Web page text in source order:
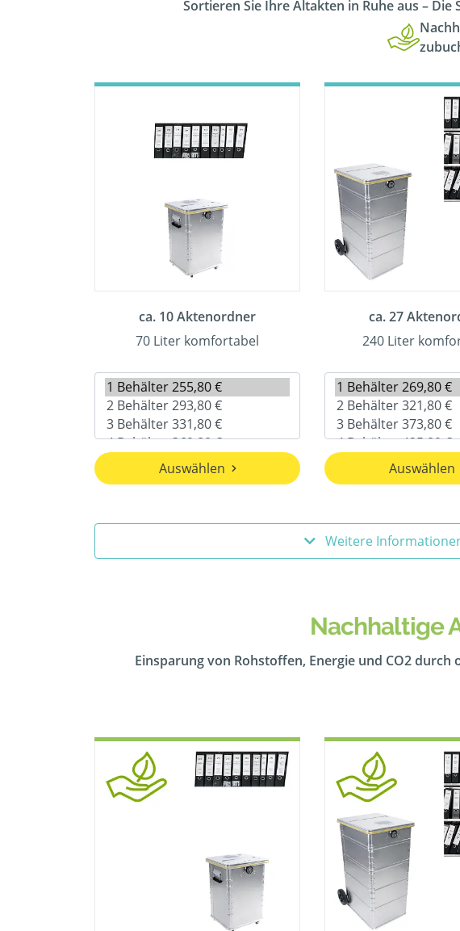
Sortieren Sie Ihre Altakten in Ruhe aus –
ca. 10 Aktenordner
70 Liter komfortabel
Auswählen
ca. 27
240 Liter
Auswählen
Weitere
Nachhaltige
Einsparung von Rohstoffen, Energie und CO2